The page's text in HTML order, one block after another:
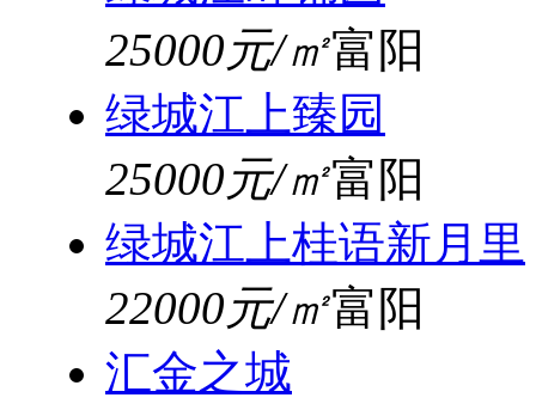
25000元/㎡富阳
绿城江上臻园
25000元/㎡富阳
绿城江上桂语新月里
22000元/㎡富阳
汇金之城